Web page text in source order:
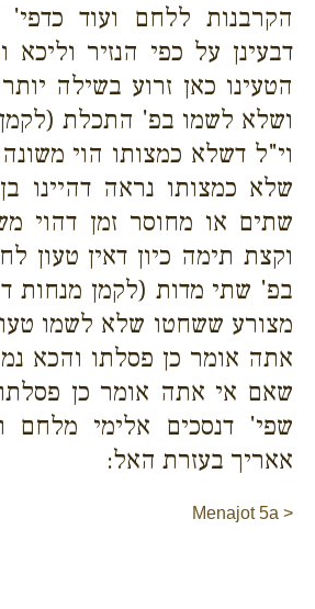
הקרבנות ללחם ועוד
דבעינן על כפי הנזיר
הטעינו כאן זרוע בשילה
ושלא לשמו בפ' התכלת
וי"ל דשלא כמצותו הוי
שלא כמצותו נראה דהיינו
שתים או מחוסר זמן דהוי
וקצת תימה כיון דאין טעון
בפ' שתי מדות (לקמן מנחות
מצורע ששחטו שלא לשמו
אתה אומר כן פסלתו והכא
שאם אי אתה אומר כן
שפי' דנסכים אלימי מלחם
אאריך בעזרת האל:
Menajot 5a >